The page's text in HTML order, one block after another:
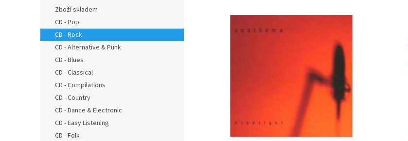
n
Zboží skladem
CD - Pop
CD - Rock
CD - Alternative & Punk
CD - Blues
CD - Classical
CD - Compilations
CD - Country
CD - Dance & Electronic
CD - Easy Listening
CD - Folk